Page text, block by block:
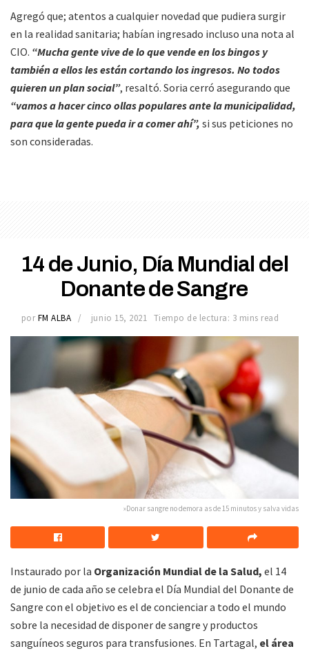
Agregó que; atentos a cualquier novedad que pudiera surgir
en la realidad sanitaria; habían ingresado incluso una nota al
CIO. “Mucha gente vive de lo que vende en los bingos y
también a ellos les están cortando los ingresos. No todos
quieren un plan social”, resaltó. Soria cerró asegurando que
“vamos a hacer cinco ollas populares ante la municipalidad,
para que la gente pueda ir a comer ahí”, si sus peticiones no
son consideradas.
14 de Junio, Día Mundial del
Donante de Sangre
por FM ALBA junio 15, 2021 Tiempo de lectura: 3 mins read
»Donar sangre no demora as de 15 minutos y salva vidas
Instaurado por la Organización Mundial de la Salud, el 14
de junio de cada año se celebra el Día Mundial del Donante de
Sangre con el objetivo es el de concienciar a todo el mundo
sobre la necesidad de disponer de sangre y productos
sanguíneos seguros para transfusiones. En Tartagal, el área